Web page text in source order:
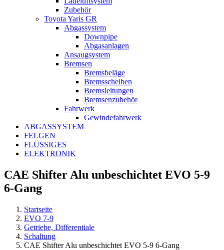
Zubehör
Toyota Yaris GR
Abgassystem
Downpipe
Abgasanlagen
Ansaugsystem
Bremsen
Bremsbeläge
Bremsscheiben
Bremsleitungen
Bremsenzubehör
Fahrwerk
Gewindefahrwerk
ABGASSYSTEM
FELGEN
FLÜSSIGES
ELEKTRONIK
CAE Shifter Alu unbeschichtet EVO 5-9
6-Gang
Startseite
EVO 7-9
Getriebe, Differentiale
Schaltung
CAE Shifter Alu unbeschichtet EVO 5-9 6-Gang